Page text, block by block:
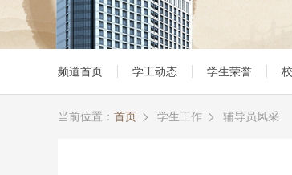
频道首页 学工动态 学生荣誉
当前位置： 首页  学生工作  辅导员风采